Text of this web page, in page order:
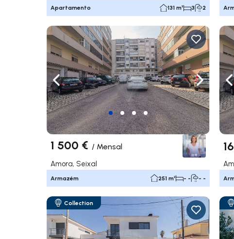
Apartamento 131 m² 3 2
Navegação para a esquerda
1 500 € / Mensal
Amora, Seixal
Armazém 251 m² - - - -
Collection